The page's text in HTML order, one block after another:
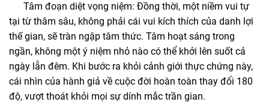
Tâm đoạn diệt vọng niệm: Đồng thời, một niềm vui tự
tại từ thâm sâu, không phải cái vui kích thích của danh lợi
thế gian, sẽ tràn ngập tâm thức. Tâm hoạt sáng trong
ngần, không một ý niệm nhỏ nào có thể khởi lên suốt cả
ngày lẫn đêm. Khi bước ra khỏi cảnh giới thực chứng này,
cái nhìn của hành giả về cuộc đời hoàn toàn thay đổi 180
độ, vượt thoát khỏi mọi sự dính mắc trần gian.